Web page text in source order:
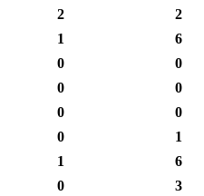
2
2
1
6
0
0
0
0
0
0
0
1
1
6
0
3